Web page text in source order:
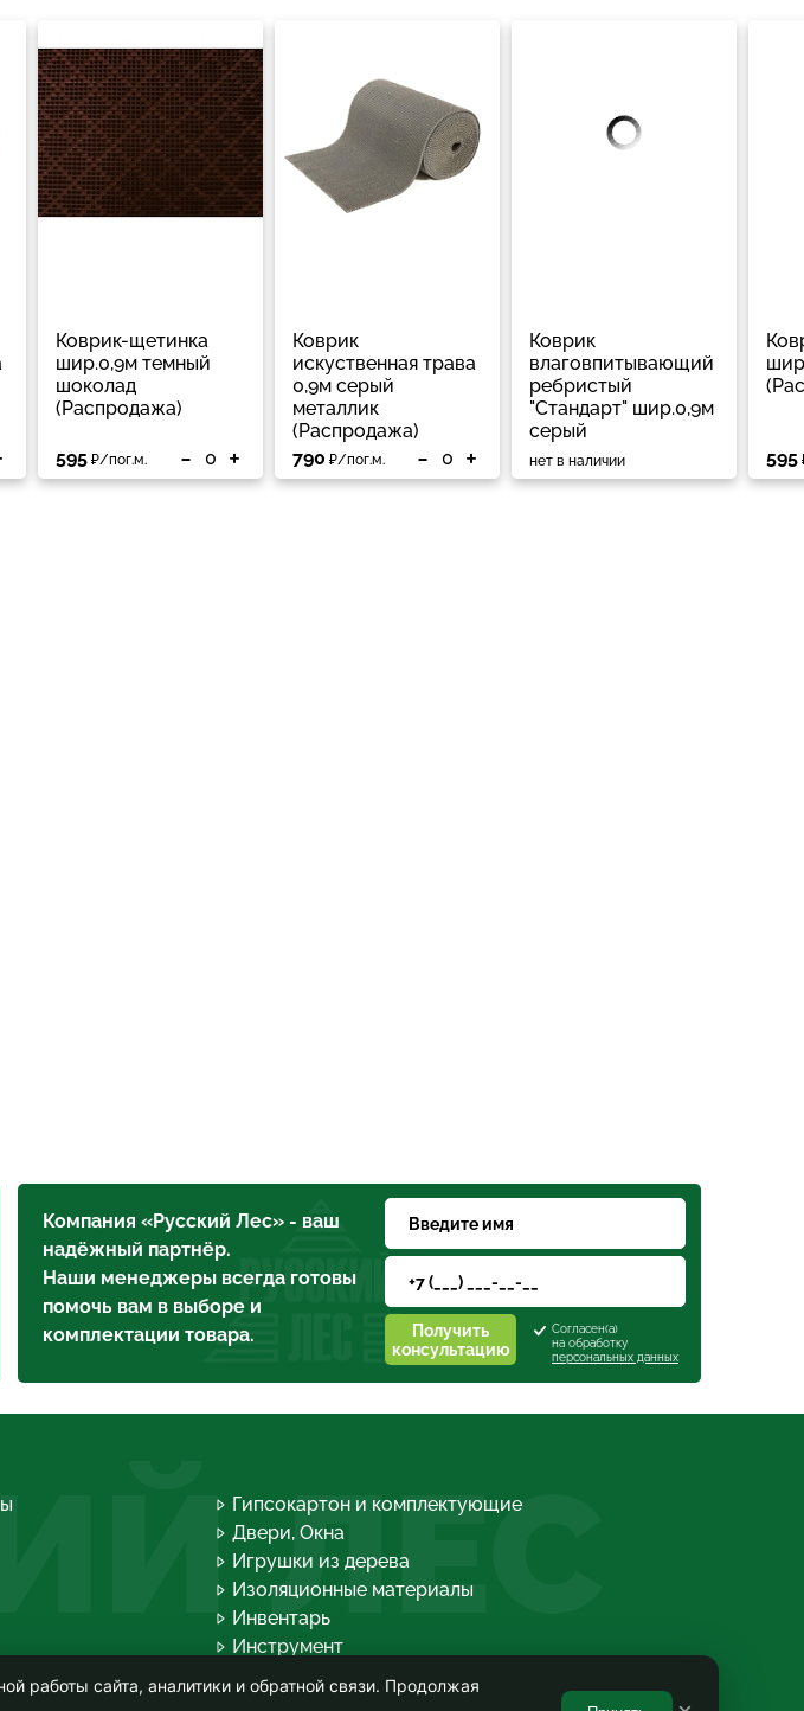
Коврик-щетинка
шир.0,9м темный
шоколад
(Распродажа)
595 ₽/пог.м. - +
Коврик
искуственная трава
0,9м серый
металлик
(Распродажа)
790 ₽/пог.м. - +
Коврик
влаговпитывающий
ребристый
"Стандарт" шир.0,9м
серый
нет в наличии 595
Компания «Русский Лес» - ваш
надёжный партнёр.
Наши менеджеры всегда готовы
помочь вам в выборе и
комплектации товара.
Получить
консультацию
Согласен(а)
на обработку
персональных данных
ЛЕС
Гипсокартон и комплектующие
Двери, Окна
Игрушки из дерева
Изоляционные материалы
Инвентарь
Инструмент
Кровля и водосточные системы
Лакокрасочная продукция, Антисептики
работы сайта, аналитики и обратной связи. Продолжая